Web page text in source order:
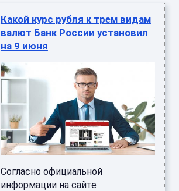
Какой курс рубля к трем видам
валют Банк России установил
на 9 июня
Согласно официальной
информации на сайте